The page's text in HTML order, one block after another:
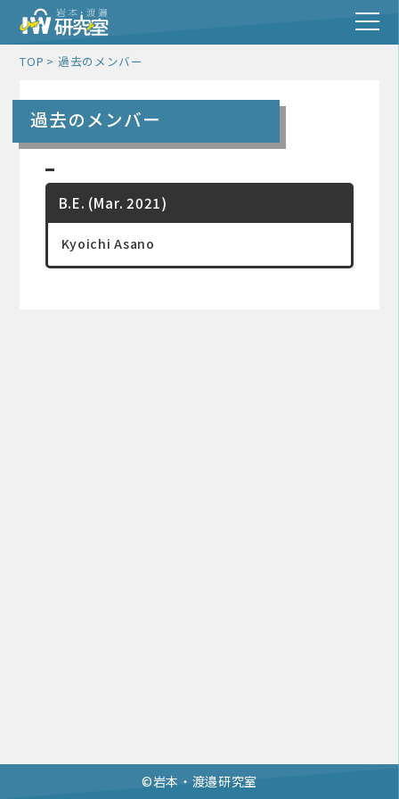
TOP 過去のメンバー
過去のメンバー
B.E. (Mar. 2021)
Kyoichi Asano
©︎岩本・渡邉研究室